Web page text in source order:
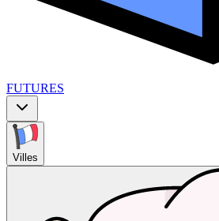
FUTURES
Villes